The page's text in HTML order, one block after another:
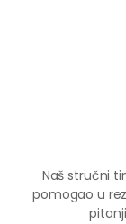
Naš stručni
pomogao u